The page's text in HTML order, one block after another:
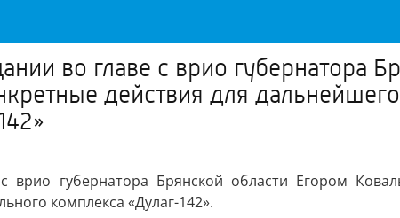
во главе с врио губернатора
действия для
губернатора Брянской области Егором
комплекса «Дулаг-142».